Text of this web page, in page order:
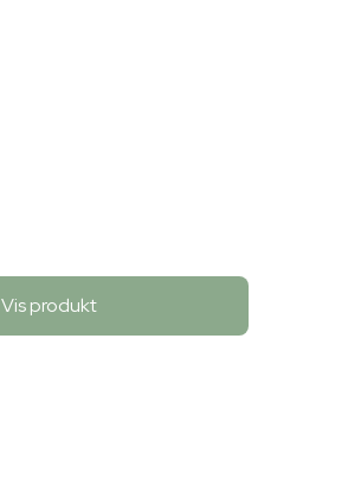
Vis produkt